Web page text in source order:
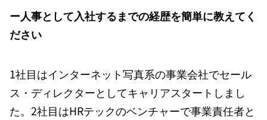
ー人事として入社するまでの経歴を簡単に教えてく
ださい
1社目はインターネット写真系の事業会社でセール
ス・ディレクターとしてキャリアスタートしまし
た。2社目はHRテックのベンチャーで事業責任者と